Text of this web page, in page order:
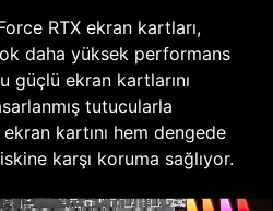
RTX ekran kartları,
daha yüksek performans
güçlü ekran kartlarını
tutucularla
kartını hem dengede
karşı koruma sağlıyor.